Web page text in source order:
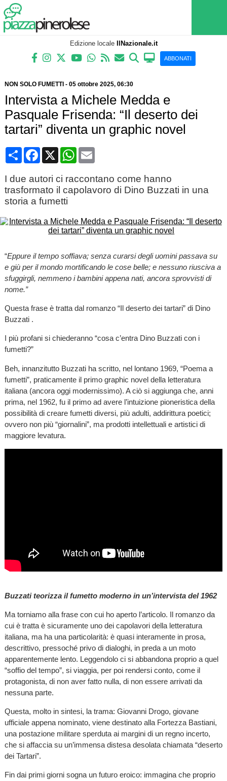
Edizione locale IlNazionale.it
ABBONATI
NON SOLO FUMETTI - 05 ottobre 2025, 06:30
Intervista a Michele Medda e
Pasquale Frisenda: “Il deserto dei
tartari” diventa un graphic novel
CondividiFacebook
X WhatsApp
Email
I due autori ci raccontano come hanno
trasformato il capolavoro di Dino Buzzati in una
storia a fumetti
“Eppure il tempo soffiava; senza curarsi degli uomini passava su
e giù per il mondo mortificando le cose belle; e nessuno riusciva a
sfuggirgli, nemmeno i bambini appena nati, ancora sprovvisti di
nome.”
Questa frase è tratta dal romanzo “Il deserto dei tartari” di Dino
Buzzati .
I più profani si chiederanno “cosa c’entra Dino Buzzati con i
fumetti?”
Beh, innanzitutto Buzzati ha scritto, nel lontano 1969, “Poema a
fumetti”, praticamente il primo graphic novel della letteratura
italiana (ancora oggi modernissimo). A ciò si aggiunga che, anni
prima, nel 1962, fu il primo ad avere l’intuizione pioneristica della
possibilità di creare fumetti diversi, più adulti, addirittura poetici;
ovvero non più “giornalini”, ma prodotti intellettuali e artistici di
maggiore levatura.
Buzzati teorizza il fumetto moderno in un’intervista del 1962
Ma torniamo alla frase con cui ho aperto l’articolo. Il romanzo da
cui è tratta è sicuramente uno dei capolavori della letteratura
italiana, ma ha una particolarità: è quasi interamente in prosa,
descrittivo, pressoché privo di dialoghi, in preda a un moto
apparentemente lento. Leggendolo ci si abbandona proprio a quel
“soffio del tempo”, si viaggia, per poi rendersi conto, come il
protagonista, di non aver fatto nulla, di non essere arrivati da
nessuna parte.
Questa, molto in sintesi, la trama: Giovanni Drogo, giovane
ufficiale appena nominato, viene destinato alla Fortezza Bastiani,
una postazione militare sperduta ai margini di un regno incerto,
che si affaccia su un’immensa distesa desolata chiamata “deserto
dei Tartari”.
Fin dai primi giorni sogna un futuro eroico: immagina che proprio